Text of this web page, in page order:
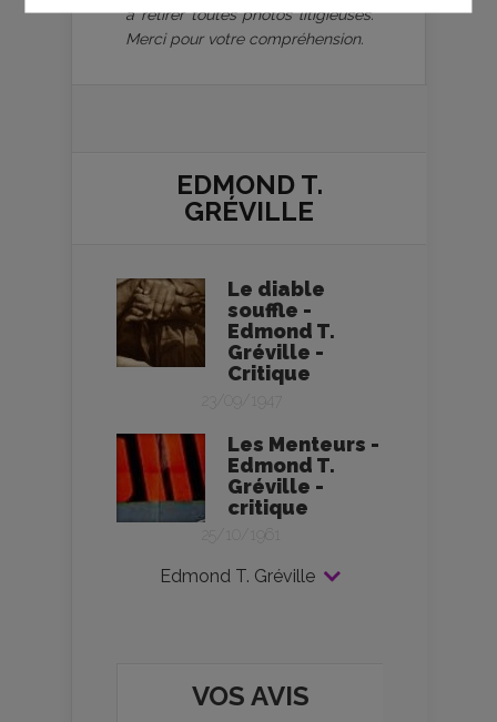
à retirer toutes photos litigieuses.
Merci pour votre compréhension.
EDMOND T.
GRÉVILLE
Le diable
souffle -
Edmond T.
Gréville -
Critique
23/09/1947
Les Menteurs -
Edmond T.
Gréville -
critique
Edmond T. Gréville
VOS AVIS